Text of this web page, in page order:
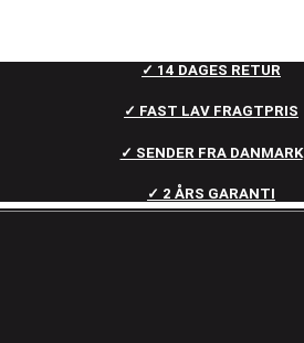
✓ 14 DAGES RETUR
✓ FAST LAV FRAGTPRIS
✓ SENDER FRA DANMARK
✓ 2 ÅRS GARANTI